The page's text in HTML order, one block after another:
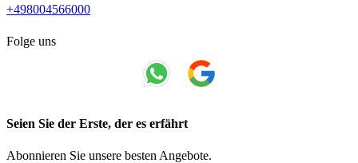
+498004566000
Folge uns
Seien Sie der Erste, der es erfährt
Abonnieren Sie unsere besten Angebote.